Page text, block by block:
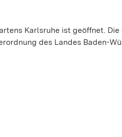
Karlsruhe ist geöffnet.
des Landes Baden-